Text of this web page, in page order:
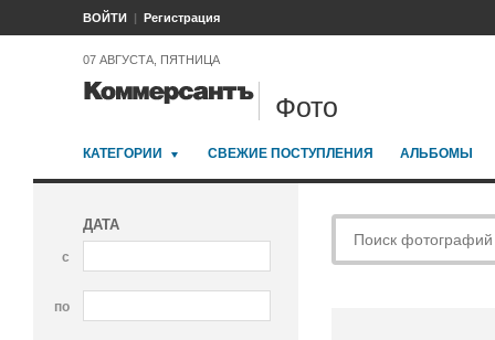
ВОЙТИ Регистрация
07 АВГУСТА, ПЯТНИЦА
Фото
КАТЕГОРИИ СВЕЖИЕ ПОСТУПЛЕНИЯ АЛЬБОМЫ
ДАТА
с
по